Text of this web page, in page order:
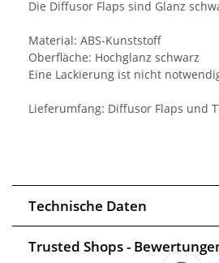
Die Diffusor Flaps sind Glanz
Material: ABS-Kunststoff
Oberfläche: Hochglanz schwarz
Eine Lackierung ist nicht
Lieferumfang: Diffusor Flaps und
Technische Daten
Trusted Shops -